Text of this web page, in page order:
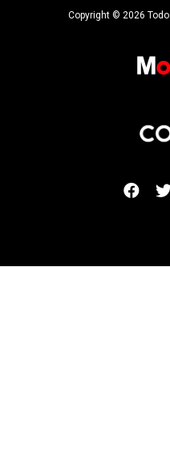
Copyright © 2026